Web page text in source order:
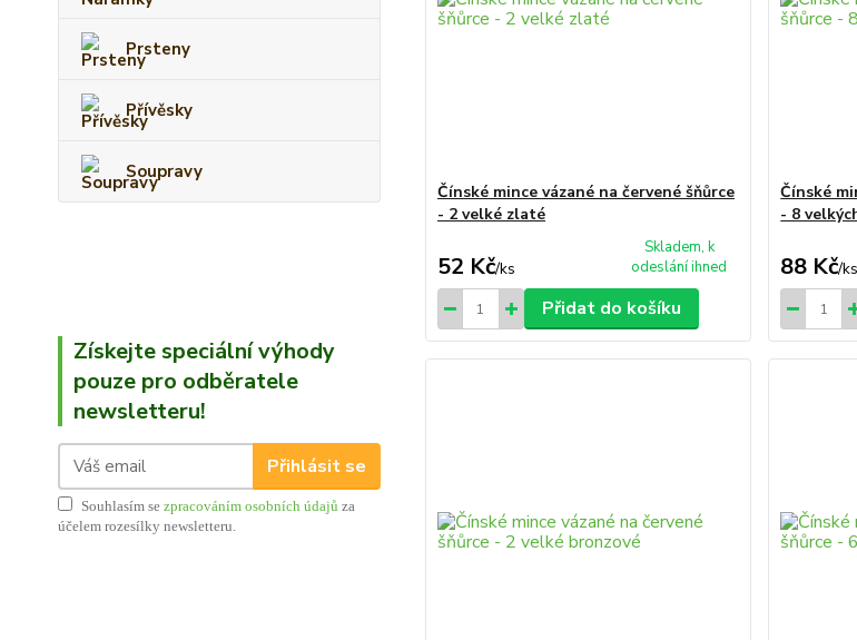
Prsteny
Přívěsky
Soupravy
Získejte speciální výhody
pouze pro odběratele
newsletteru!
Přihlásit se
Souhlasím se zpracováním osobních údajů za
účelem rozesílky newsletteru.
Čínské mince vázané na červené šňůrce
- 2 velké zlaté
52 Kč/ks
Skladem, k
odeslání ihned
Přidat do košíku
Čínské
- 8
88 Kč/ks